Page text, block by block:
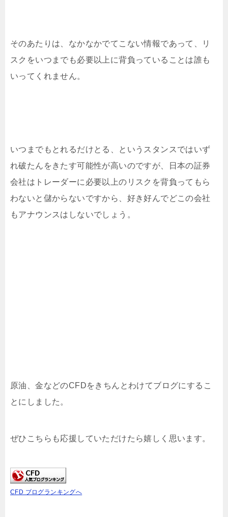
そのあたりは、なかなかでてこない情報であって、リ
スクをいつまでも必要以上に背負っていることは誰も
いってくれません。
いつまでもとれるだけとる、というスタンスではいず
れ破たんをきたす可能性が高いのですが、日本の証券
会社はトレーダーに必要以上のリスクを背負ってもら
わないと儲からないですから、好き好んでどこの会社
もアナウンスはしないでしょう。
原油、金などのCFDをきちんとわけてブログにするこ
とにしました。
ぜひこちらも応援していただけたら嬉しく思います。
CFD ブログランキングへ